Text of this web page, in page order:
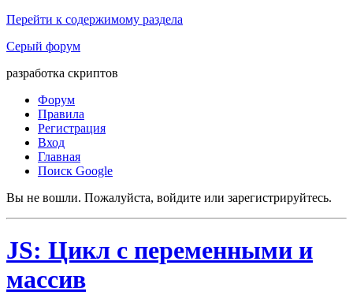
Перейти к содержимому раздела
Серый форум
разработка скриптов
Форум
Правила
Регистрация
Вход
Главная
Поиск Google
Вы не вошли. Пожалуйста, войдите или зарегистрируйтесь.
JS: Цикл с переменными и
массив